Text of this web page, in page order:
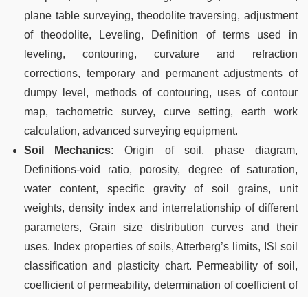
plane table surveying, theodolite traversing, adjustment
of theodolite, Leveling, Definition of terms used in
leveling, contouring, curvature and refraction
corrections, temporary and permanent adjustments of
dumpy level, methods of contouring, uses of contour
map, tachometric survey, curve setting, earth work
calculation, advanced surveying equipment.
Soil Mechanics: Origin of soil, phase diagram,
Definitions-void ratio, porosity, degree of saturation,
water content, specific gravity of soil grains, unit
weights, density index and interrelationship of different
parameters, Grain size distribution curves and their
uses. Index properties of soils, Atterberg’s limits, ISI soil
classification and plasticity chart. Permeability of soil,
coefficient of permeability, determination of coefficient of